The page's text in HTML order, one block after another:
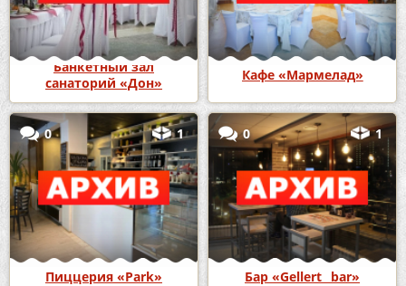
Банкетный зал
санаторий «Дон»
Кафе «Мармелад»
0 1
Пиццерия «Park»
0 1
Бар «Gellert_ bar»